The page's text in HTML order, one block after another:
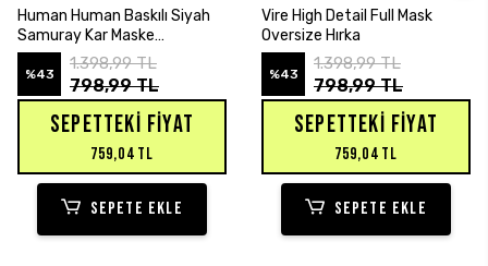
Human Human Baskılı Siyah
Samuray Kar Maske
Sweatshirt Hırka
%43
1.398,99 TL
798,99 TL
SEPETTEKI FIYAT
759,04 TL
SEPETE EKLE
Vire High Detail Full Mask
Oversize Hırka
%43
1.398,99 TL
798,99 TL
SEPETTEKI FIYAT
759,04 TL
SEPETE EKLE